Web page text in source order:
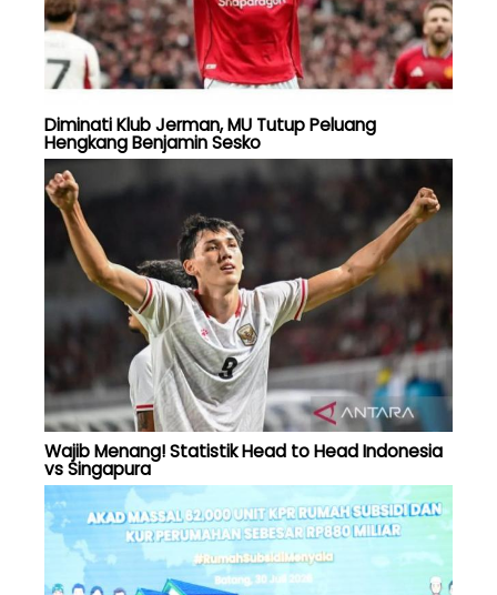
Diminati Klub Jerman, MU Tutup Peluang
Hengkang Benjamin Sesko
Wajib Menang! Statistik Head to Head Indonesia
vs Singapura